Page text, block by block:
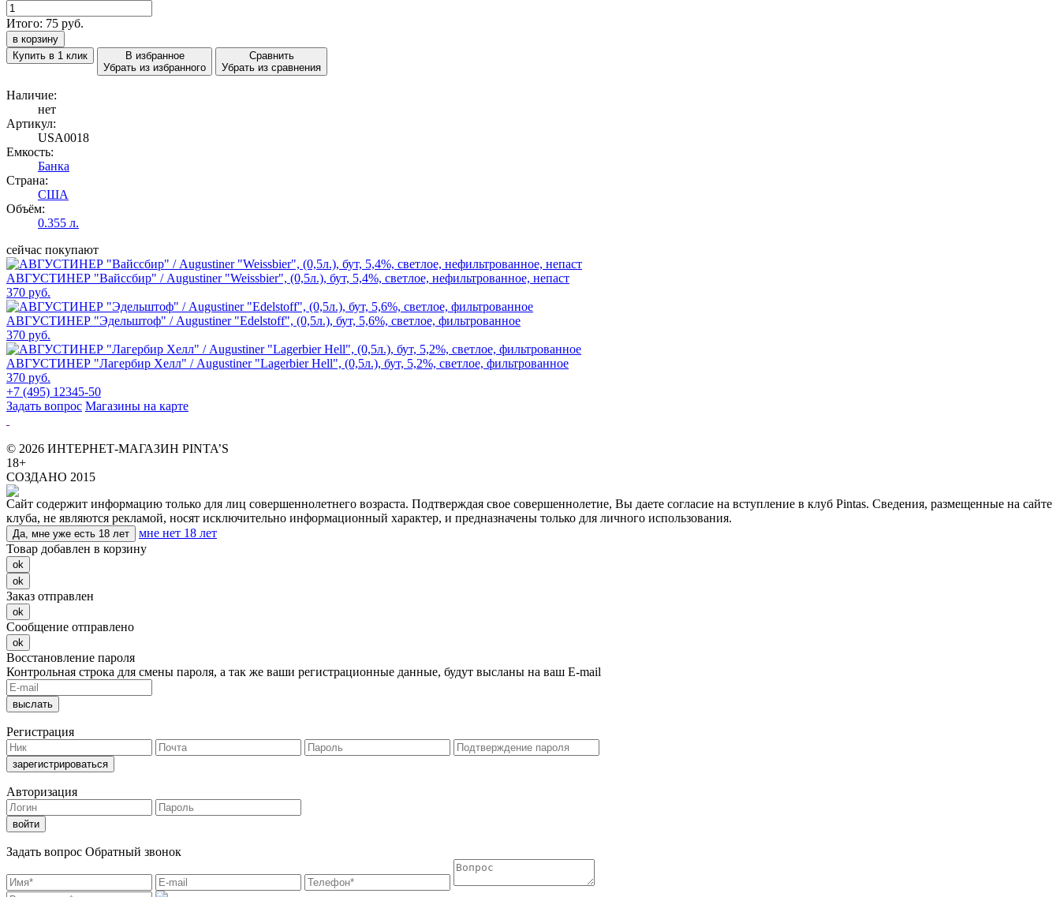
Итого: 75 руб.
в корзину
Купить в 1 клик
В избранное
Убрать из избранного
Сравнить
Убрать из сравнения
Наличие:
нет
Артикул:
USA0018
Емкость:
Банка
Страна:
США
Объём:
0.355 л.
сейчас покупают
АВГУСТИНЕР "Вайссбир" / Augustiner "Weissbier", (0,5л.), бут, 5,4%, светлое, нефильтрованное, непаст
370 руб.
АВГУСТИНЕР "Эдельштоф" / Augustiner "Edelstoff", (0,5л.), бут, 5,6%, светлое, фильтрованное
370 руб.
АВГУСТИНЕР "Лагербир Хелл" / Augustiner "Lagerbier Hell", (0,5л.), бут, 5,2%, светлое, фильтрованное
370 руб.
+7 (495) 12345-50
Задать вопрос Магазины на карте
© 2026 ИНТЕРНЕТ-МАГАЗИН PINTA’S
18+
СОЗДАНО 2015
Сайт содержит информацию только для лиц совершеннолетнего возраста. Подтверждая свое совершеннолетие, Вы даете согласие на вступление в клуб Pintas. Сведения, размещенные на сайте
клуба, не являются рекламой, носят исключительно информационный характер, и предназначены только для личного использования.
Да, мне уже есть 18 лет
мне нет 18 лет
Товар добавлен в корзину
ok
ok
Заказ отправлен
ok
Сообщение отправлено
ok
Восстановление пароля
Контрольная строка для смены пароля, а так же ваши регистрационные данные, будут высланы на ваш E-mail
Регистрация
Авторизация
Задать вопрос Обратный звонок